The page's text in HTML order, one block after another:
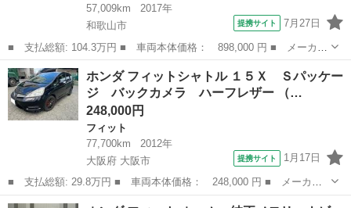
57,009km
2017年
和歌山市
提携サイト 7月27日
■ 支払総額: 104.3万円 ■ 車両本体価格： 898,000 円 ■ メーカー
名： ホンダ ■ 車種名： フィット ■ グレード名： １３Ｇ・Ｓ
ホンダセンシング １年保証 弊社下取車 ７インチナビＴＶ ドラ
レコ ＥＴ...
和歌山 和歌山市 フィット
ホンダ フィットシャトル １５Ｘ Ｓパッケー
ジ バックカメラ ハーフレザー （…
248,000円
フィット
77,700km
2012年
大阪府 大阪市
提携サイト 1月17日
■ 支払総額: 29.8万円 ■ 車両本体価格： 248,000 円 ■ メーカー
名： ホンダ ■ 車種名： フィットシャトル ■ グレード名： １
大阪 大阪市 フィット